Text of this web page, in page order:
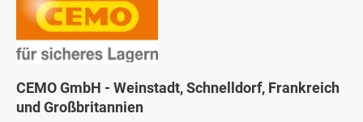
CEMOGmbH - Weinstadt,Schnelldorf, Frankreich
und Großbritannien